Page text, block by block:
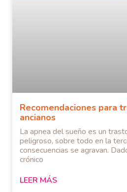
Recomendaciones para
ancianos
La apnea del sueño es un
peligroso, sobre todo en la
consecuencias se agravan.
crónico
LEER MÁS